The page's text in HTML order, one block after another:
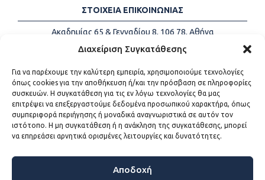
Διαχείριση Συγκατάθεσης
Για να παρέχουμε την καλύτερη εμπειρία, χρησιμοποιούμε τεχνολογίες
όπως cookies για την αποθήκευση ή/και την πρόσβαση σε πληροφορίες
συσκευών. Η συγκατάθεση για τις εν λόγω τεχνολογίες θα μας
επιτρέψει να επεξεργαστούμε δεδομένα προσωπικού χαρακτήρα, όπως
συμπεριφορά περιήγησης ή μοναδικά αναγνωριστικά σε αυτόν τον
ιστότοπο. Η μη συγκατάθεση ή η ανάκληση της συγκατάθεσης, μπορεί
να επηρεάσει αρνητικά ορισμένες λειτουργίες και δυνατότητες.
Αποδοχή
ΣΤΟΙΧΕΙΑ ΕΠΙΚΟΙΝΩΝΙΑΣ
Ακαδημίας 65 & Γενναδίου 8, 106 78, Αθήνα
Τηλέφωνα:
+30 213-2147500
Email:
info@kede.gr
ΧΡΗΣΙΜΟΙ ΣΥΝΔΕΣΜΟΙ
Η ΚΕΔΕ
Sitemap
Προσβασιμότητα